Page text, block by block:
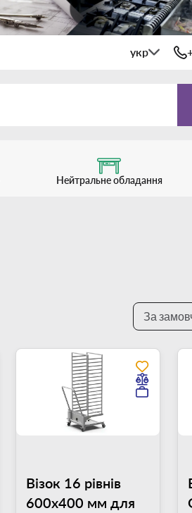
укр
Нейтральне обладання
За
Візок 16 рівнів
600х400 мм для